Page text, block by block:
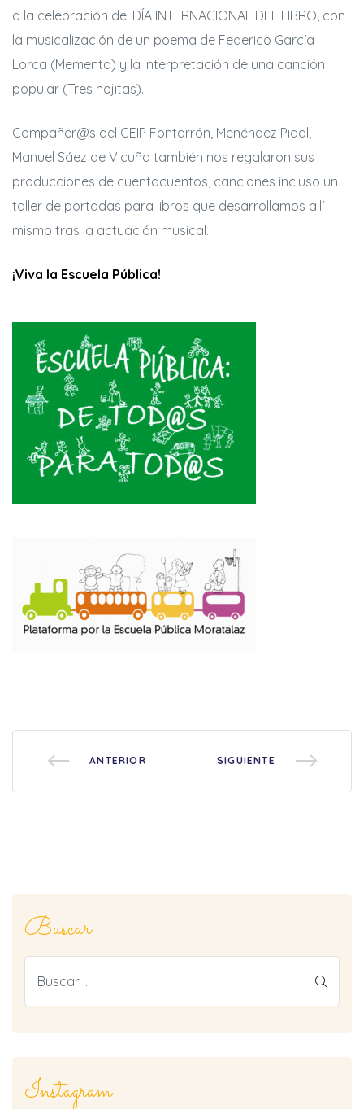
a la celebración del DÍA INTERNACIONAL DEL LIBRO, con
la musicalización de un poema de Federico García
Lorca (Memento) y la interpretación de una canción
popular (Tres hojitas).
Compañer@s del CEIP Fontarrón, Menéndez Pidal,
Manuel Sáez de Vicuña también nos regalaron sus
producciones de cuentacuentos, canciones incluso un
taller de portadas para libros que desarrollamos allí
mismo tras la actuación musical.
¡Viva la Escuela Pública!
ANTERIOR SIGUIENTE
Buscar
Instagram